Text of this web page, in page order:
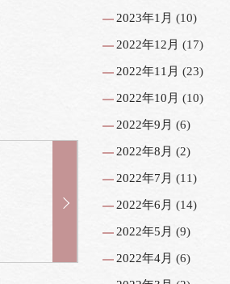
2023年1月 (10)
2022年12月 (17)
2022年11月 (23)
2022年10月 (10)
2022年9月 (6)
2022年8月 (2)
2022年7月 (11)
2022年6月 (14)
2022年5月 (9)
2022年4月 (6)